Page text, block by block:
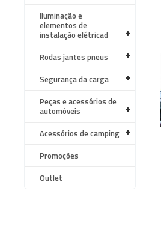
Iluminação e
elementos de
instalação elétricad
Rodas jantes pneus
Segurança da carga
Peças e acessórios de
automóveis
Acessórios de camping
Promoções
Outlet